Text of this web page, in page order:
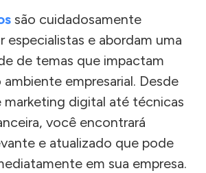
são cuidadosamente
especialistas e abordam uma
de temas que impactam
empresarial. Desde
marketing digital até técnicas
você encontrará
e atualizado que pode
em sua empresa.